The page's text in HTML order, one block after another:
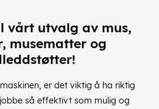
vårt utvalg av mus,
musematter og
er det viktig å ha riktig
så effektivt som mulig og